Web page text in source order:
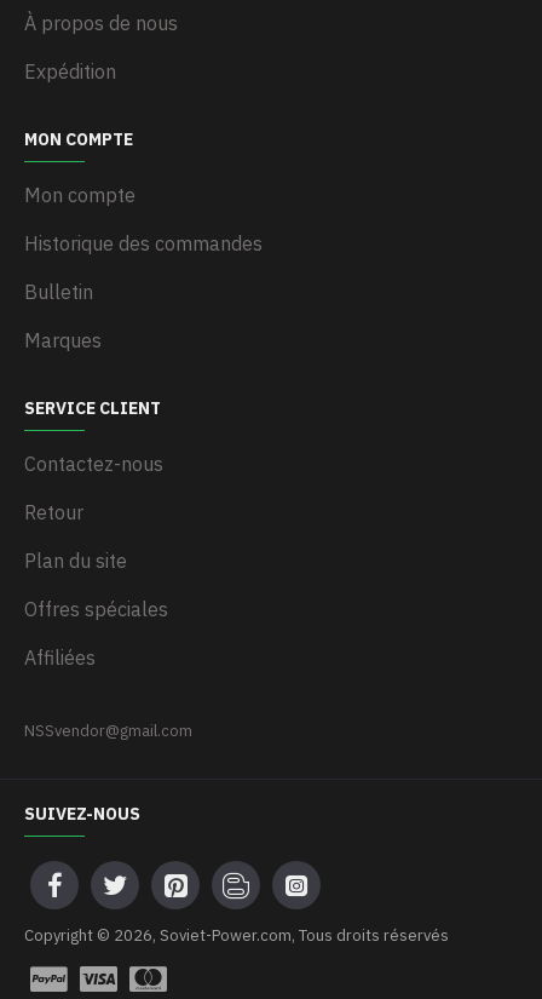
À propos de nous
Expédition
MON COMPTE
Mon compte
Historique des commandes
Bulletin
Marques
SERVICE CLIENT
Contactez-nous
Retour
Plan du site
Offres spéciales
Affiliées
NSSvendor@gmail.com
SUIVEZ-NOUS
Copyright © 2026, Soviet-Power.com, Tous droits réservés